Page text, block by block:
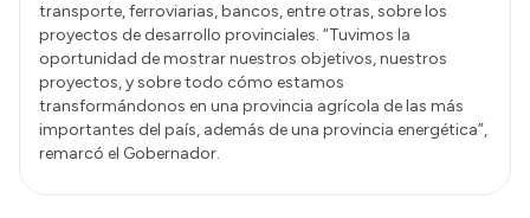
transporte, ferroviarias, bancos, entre otras, sobre los
proyectos de desarrollo provinciales. “Tuvimos la
oportunidad de mostrar nuestros objetivos, nuestros
proyectos, y sobre todo cómo estamos
transformándonos en una provincia agrícola de las más
importantes del país, además de una provincia energética”,
remarcó el Gobernador.